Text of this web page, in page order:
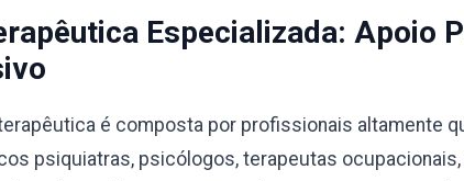
Especializada: Apoio
é composta por profissionais altamente
psiquiatras, psicólogos, terapeutas